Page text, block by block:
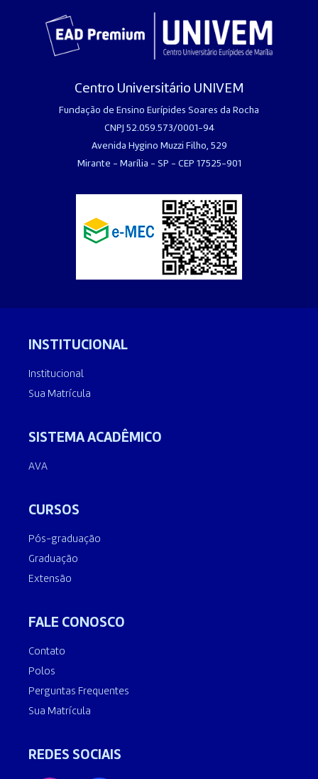
Centro Universitário UNIVEM
Fundação de Ensino Eurípides Soares da Rocha
CNPJ 52.059.573/0001-94
Avenida Hygino Muzzi Filho, 529
Mirante - Marília - SP - CEP 17525-901
INSTITUCIONAL
Institucional
Sua Matrícula
SISTEMA ACADÊMICO
AVA
CURSOS
Pós-graduação
Graduação
Extensão
FALE CONOSCO
Contato
Polos
Perguntas Frequentes
Sua Matrícula
REDES SOCIAIS